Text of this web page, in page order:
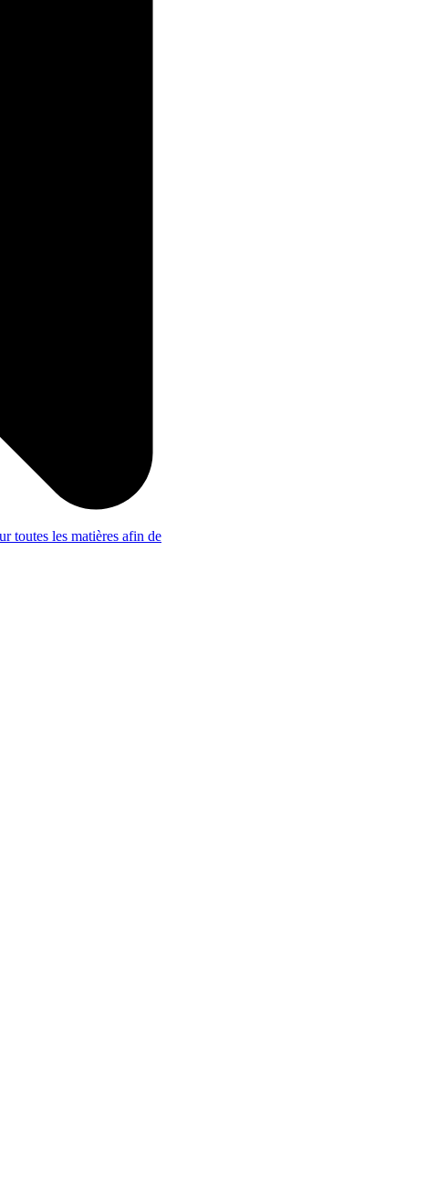
toutes les matières afin de